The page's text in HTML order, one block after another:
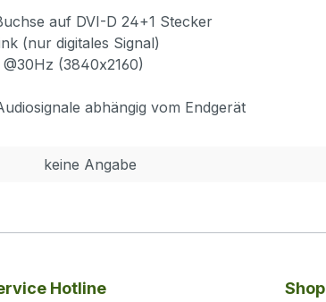
auf DVI-D 24+1 Stecker
(nur digitales Signal)
(3840x2160)
abhängig vom Endgerät
keine Angabe
Hotline